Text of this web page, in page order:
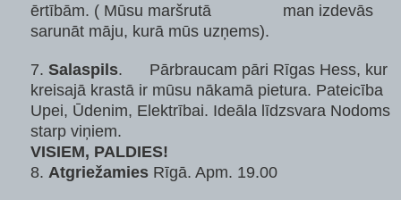
ērtībām. ( Mūsu maršrutā man izdevās
sarunāt māju, kurā mūs uzņems).
7. Salaspils. Pārbraucam pāri Rīgas Hess, kur
kreisajā krastā ir mūsu nākamā pietura. Pateicība
Upei, Ūdenim, Elektrībai. Ideāla līdzsvara Nodoms
starp viņiem.
VISIEM, PALDIES!
8. Atgriežamies Rīgā. Apm. 19.00